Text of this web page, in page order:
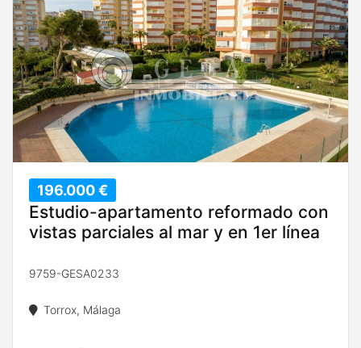
196.000 €
Estudio-apartamento reformado con
vistas parciales al mar y en 1er línea
9759-GESA0233
Torrox, Málaga